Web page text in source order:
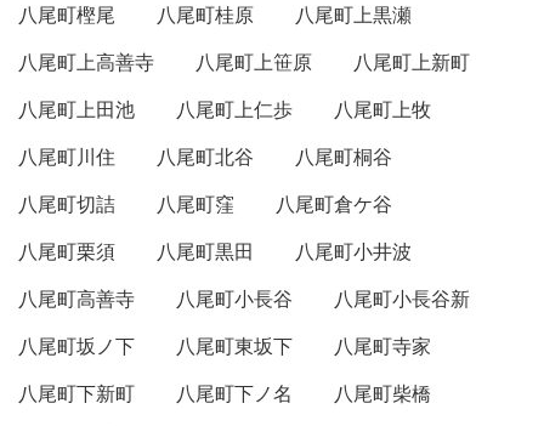
八尾町樫尾
八尾町桂原
八尾町上黒瀬
八尾町上高善寺
八尾町上笹原
八尾町上新町
八尾町上田池
八尾町上仁歩
八尾町上牧
八尾町川住
八尾町北谷
八尾町桐谷
八尾町切詰
八尾町窪
八尾町倉ケ谷
八尾町栗須
八尾町黒田
八尾町小井波
八尾町高善寺
八尾町小長谷
八尾町小長谷新
八尾町坂ノ下
八尾町東坂下
八尾町寺家
八尾町下新町
八尾町下ノ名
八尾町柴橋